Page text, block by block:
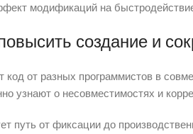
модификаций на
создание и
код от разных программистов в
узнают о несовместимостях и
путь от фиксации до